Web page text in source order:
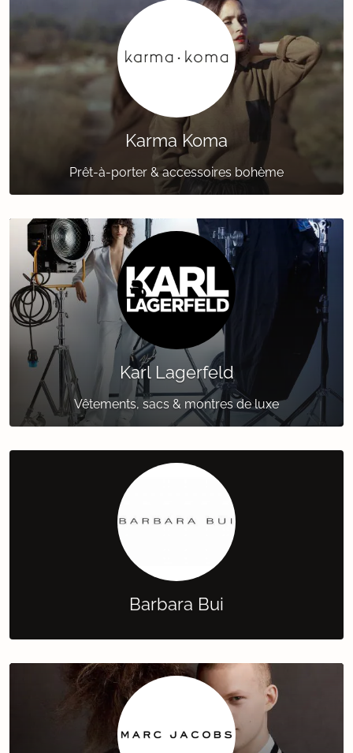
Karma Koma
Prêt-à-porter & accessoires bohème
Karl Lagerfeld
Vêtements, sacs & montres de luxe
Barbara Bui